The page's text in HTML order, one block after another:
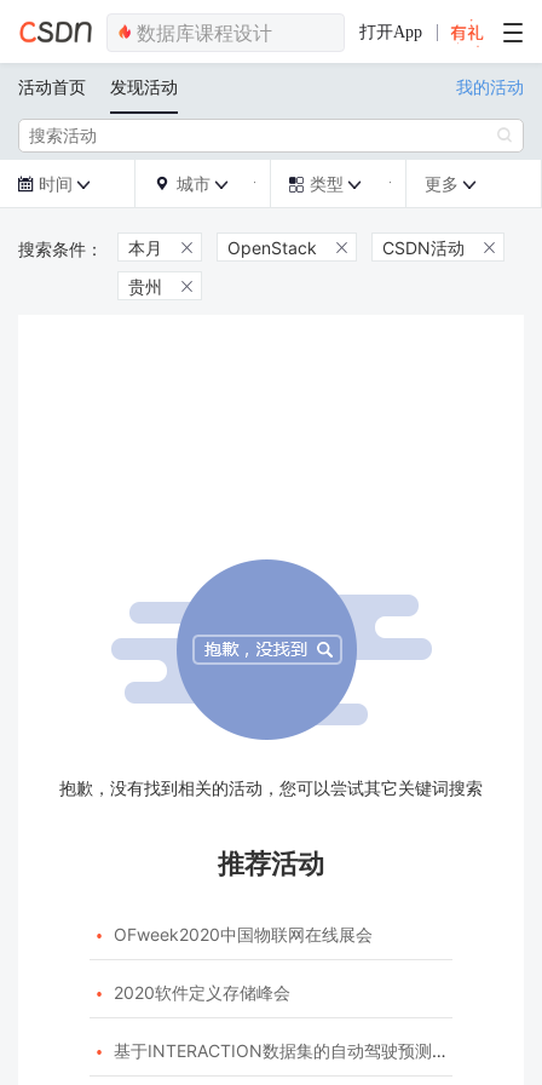
打开App
活动首页 发现活动 我的活动

 时间   城市   类型  更多 
本月  OpenStack  CSDN活动 
贵州 
抱歉，没有找到相关的活动，您可以尝试其它关键词搜索
推荐活动
 OFweek2020中国物联网在线展会
 2020软件定义存储峰会
 基于INTERACTION数据集的自动驾驶预测模型挑战赛